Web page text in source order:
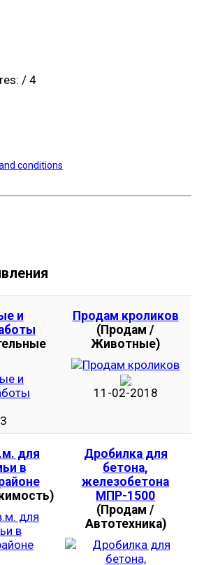
/ 4
conditions
и
Продам кроликов
(Продам /
Животные)
11-02-2018
для
в
Дробилка для
бетона,
железобетона
МПР-1500
(Продам /
Автотехника)